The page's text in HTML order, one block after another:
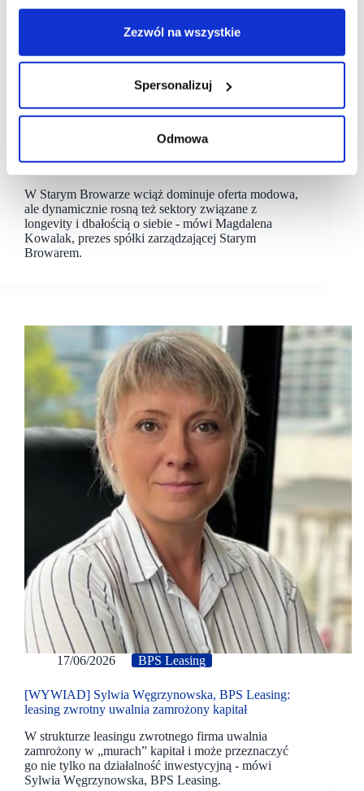
Zezwól na wszystkie
Spersonalizuj
Odmowa
18/06/2026 Stary Browar
nasza strategia to ciągła ewolucja
W Starym Browarze wciąż dominuje oferta modowa,
ale dynamicznie rosną też sektory związane z
longevity i dbałością o siebie - mówi Magdalena
Kowalak, prezes spółki zarządzającej Starym
Browarem.
17/06/2026 BPS Leasing
[WYWIAD] Sylwia Węgrzynowska, BPS Leasing:
leasing zwrotny uwalnia zamrożony kapitał
W strukturze leasingu zwrotnego firma uwalnia
zamrożony w „murach” kapitał i może przeznaczyć
go nie tylko na działalność inwestycyjną - mówi
Sylwia Węgrzynowska, BPS Leasing.